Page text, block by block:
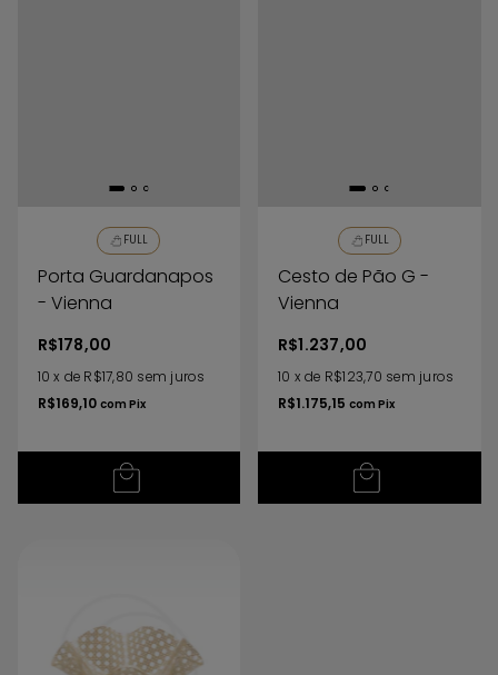
FULL
Porta Guardanapos
- Vienna
R$178,00
10 x de R$17,80 sem juros
R$169,10 com Pix
FULL
Cesto de Pão G -
Vienna
R$1.237,00
10 xde R$123,70 sem juros
R$1.175,15 com Pix